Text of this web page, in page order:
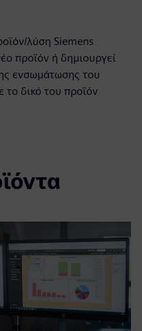
λύση Siemens
προϊόν ή δημιουργεί
ενσωμάτωσης του
δικό του προϊόν